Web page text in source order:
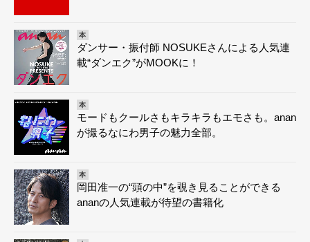
本
ダンサー・振付師 NOSUKEさんによる人気連
載“ダンエク”がMOOKに！
本
モードもクールさもキラキラもエモさも。anan
が撮るなにわ男子の魅力全部。
本
岡田准一の“頭の中”を覗き見ることができる
ananの人気連載が待望の書籍化